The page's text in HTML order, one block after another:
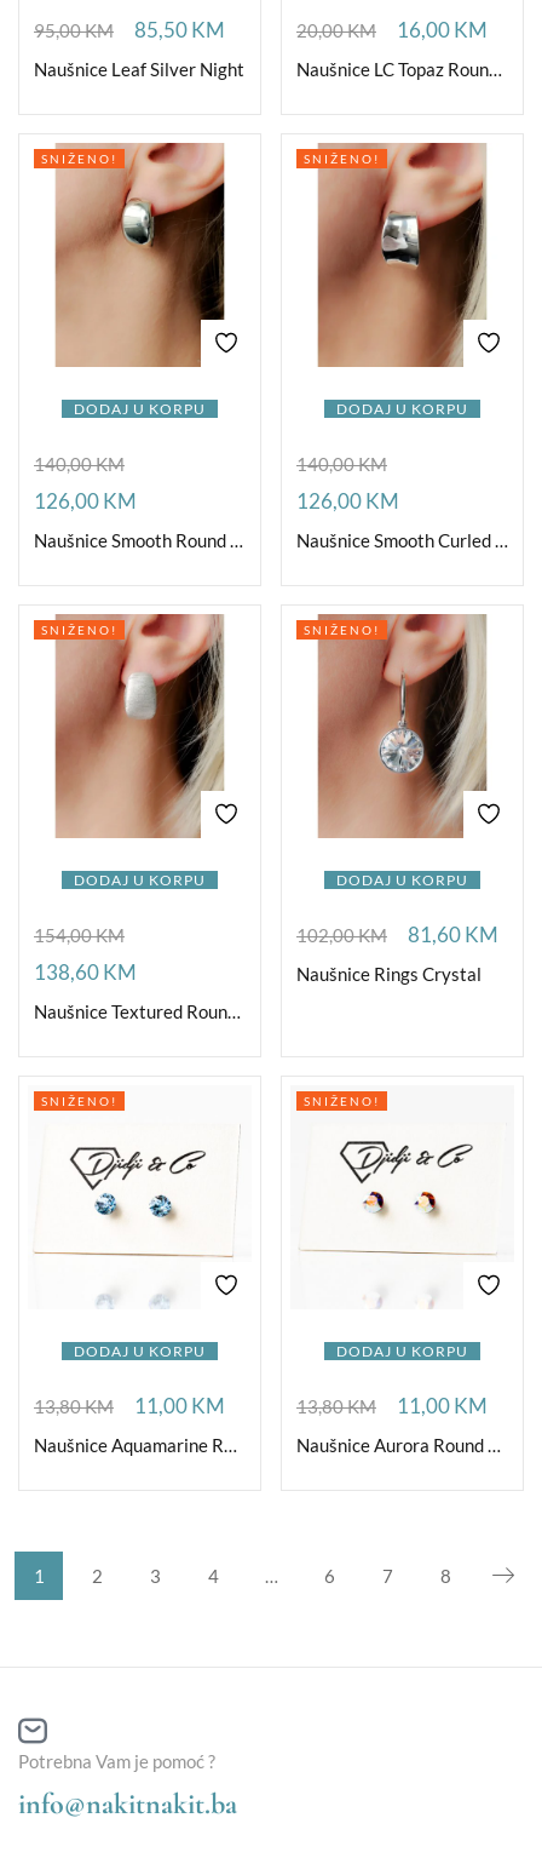
95,00KM 85,50KM
Naušnice Leaf Silver Night
20,00KM 16,00KM
Naušnice LC Topaz Round Medium
DODAJ U KORPU
SNIŽENO!
140,00KM
126,00KM
Naušnice Smooth Round Ag
DODAJ U KORPU
SNIŽENO!
140,00KM
126,00KM
Naušnice Smooth Curled Ag
DODAJ U KORPU
SNIŽENO!
154,00KM
138,60KM
Naušnice Textured Round Ag
DODAJ U KORPU
SNIŽENO!
102,00KM 81,60KM
Naušnice Rings Crystal
DODAJ U KORPU
SNIŽENO!
13,80KM 11,00KM
Naušnice Aquamarine Round Small
DODAJ U KORPU
SNIŽENO!
13,80KM 11,00KM
Naušnice Aurora Round Small
1 2 3 4 … 6 7 8
Potrebna Vam je pomoć ?
info@nakitnakit.ba